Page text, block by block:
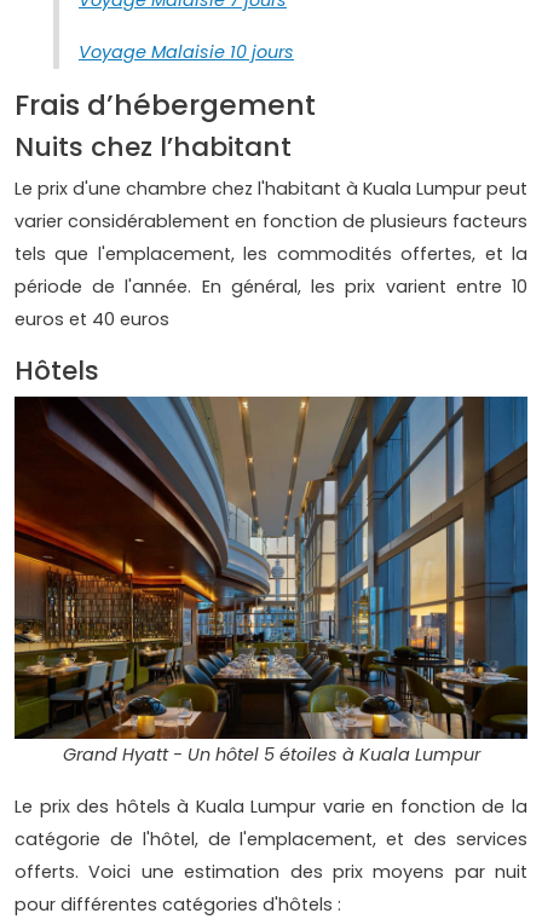
Voyage Malaisie 10 jours
Frais d’hébergement
Nuits chez l’habitant
Le prix d'une chambre chez l'habitant à Kuala Lumpur peut
varier considérablement en fonction de plusieurs facteurs
tels que l'emplacement, les commodités offertes, et la
période de l'année. En général, les prix varient entre 10
euros et 40 euros
Hôtels
Grand Hyatt - Un hôtel 5 étoiles à Kuala Lumpur
Le prix des hôtels à Kuala Lumpur varie en fonction de la
catégorie de l'hôtel, de l'emplacement, et des services
offerts. Voici une estimation des prix moyens par nuit
pour différentes catégories d'hôtels :